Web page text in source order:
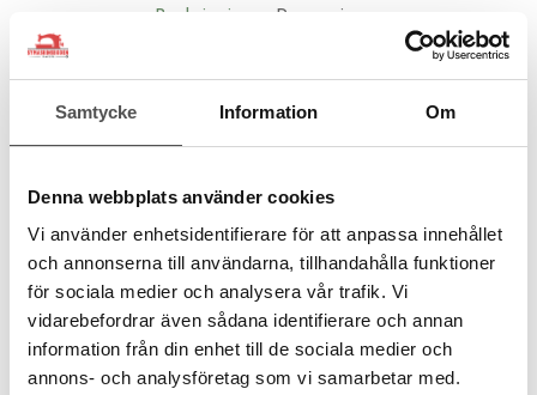
Samtycke Information Om
Denna webbplats använder cookies
Vi använder enhetsidentifierare för att anpassa innehållet
och annonserna till användarna, tillhandahålla funktioner
för sociala medier och analysera vår trafik. Vi
vidarebefordrar även sådana identifierare och annan
information från din enhet till de sociala medier och
annons- och analysföretag som vi samarbetar med.
Beskrivning Recensioner
Silikonunderlägg till Pryms ministrykjärn, Mörklila
Använd det värmetåliga silikonunderlägget när du låterPrym
pausar ångandet.
100% silikon, storlek:15x10 cm
Artikelnummer:
611907